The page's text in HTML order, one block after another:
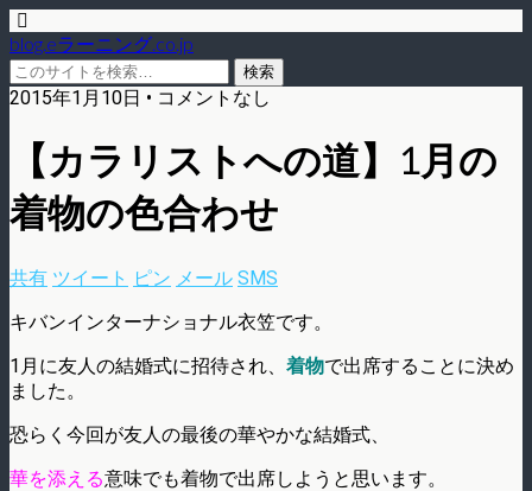
blog.eラーニング.co.jp
2015年1月10日 • コメントなし
【カラリストへの道】1月の
着物の色合わせ
共有 ツイート ピン メール SMS
キバンインターナショナル衣笠です。
1月に友人の結婚式に招待され、 着物で出席することに決め
ました。
恐らく今回が友人の最後の華やかな結婚式、
華を添える意味でも着物で出席しようと思います。